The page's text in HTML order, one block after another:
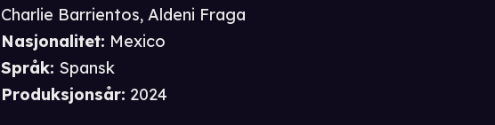
Charlie Barrientos,Aldeni Fraga
Nasjonalitet: Mexico
Språk: Spansk
Produksjonsår: 2024